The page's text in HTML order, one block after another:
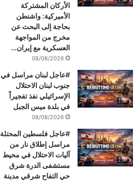
الأركان المشتركة
الأميركية: واشنطن
بحاجة إلى البحث عن
مخرج من المواجهة
العسكرية مع إيران…
08/08/2026
#عاجل لبنان مراسل في
جنوب لبنان الاحتلال
الإسرائيلي نفذ تفجيراً
في بلدة ميس الجبل
08/08/2026
#عاجل فلسطين المحتلة
مراسل إطلاق نار من
آليات الاحتلال في محيط
مستشفى الدرة شرق
حي التفاح شرقي مدينة